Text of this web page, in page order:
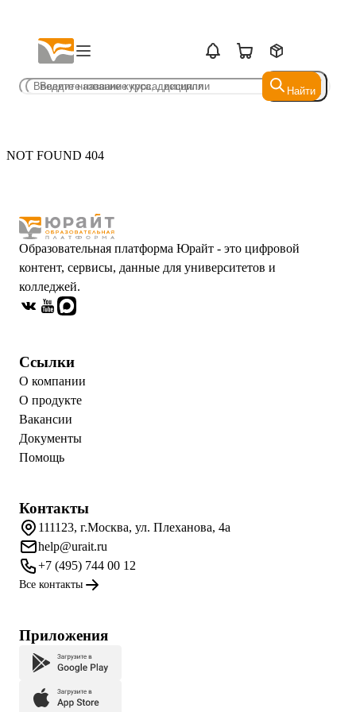
Найти
Найти
NOT FOUND 404
Образовательная платформа Юрайт - это цифровой
контент, сервисы, данные для университетов и
колледжей.
Ссылки
О компании
О продукте
Вакансии
Документы
Помощь
Контакты
111123, г.Москва, ул. Плеханова, 4а
help@urait.ru
+7 (495) 744 00 12
Все контакты
Приложения